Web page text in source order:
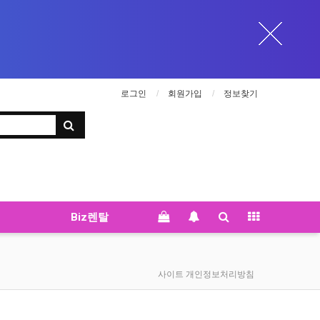
로그인 회원가입 정보찾기
Biz렌탈
사이트 개인정보처리방침